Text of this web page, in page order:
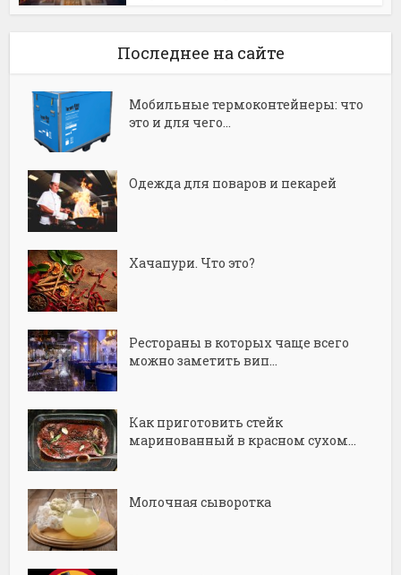
Последнее на сайте
Мобильные термоконтейнеры: что
это и для чего...
Одежда для поваров и пекарей
Хачапури. Что это?
Рестораны в которых чаще всего
можно заметить вип...
Как приготовить стейк
маринованный в красном сухом...
Молочная сыворотка